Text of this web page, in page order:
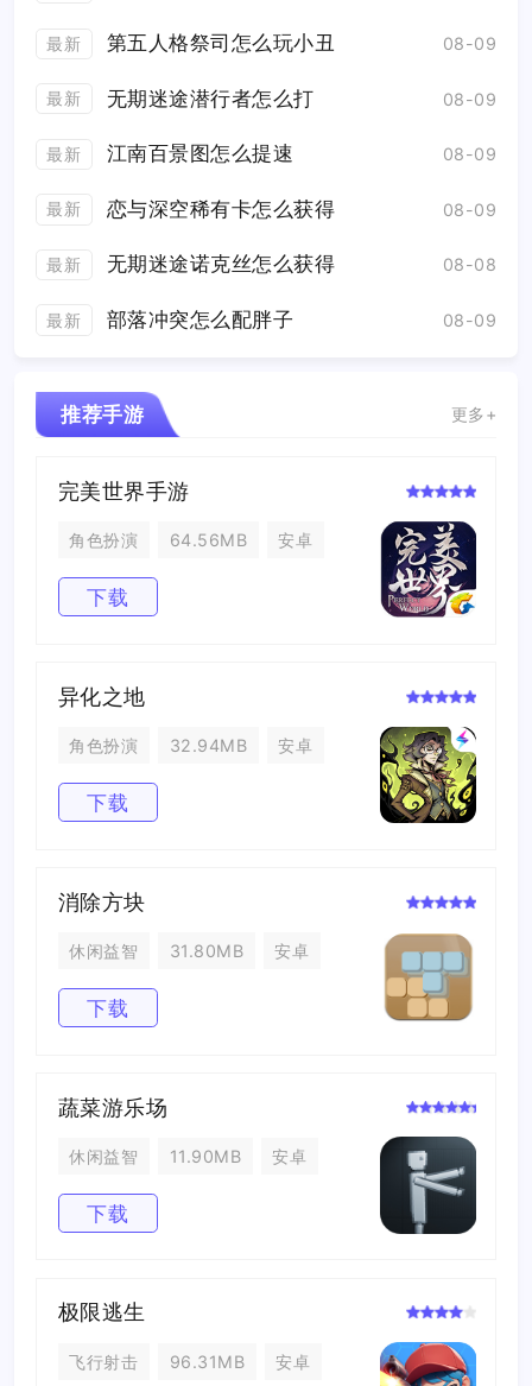
最新 第五人格祭司怎么玩小丑 08-09
最新 无期迷途潜行者怎么打 08-09
最新 江南百景图怎么提速 08-09
最新 恋与深空稀有卡怎么获得 08-09
最新 无期迷途诺克丝怎么获得 08-08
最新 部落冲突怎么配胖子 08-09
推荐手游 更多+
完美世界手游
角色扮演 64.56MB 安卓
下载
异化之地
角色扮演 32.94MB 安卓
下载
消除方块
休闲益智 31.80MB 安卓
下载
蔬菜游乐场
休闲益智 11.90MB 安卓
下载
极限逃生
飞行射击 96.31MB 安卓